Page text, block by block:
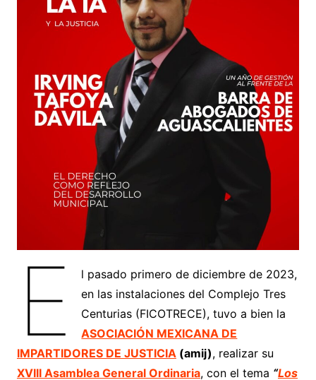
E
l pasado primero de diciembre de 2023,
en las instalaciones del Complejo Tres
Centurias (FICOTRECE), tuvo a bien la
ASOCIACIÓN MEXICANA DE
IMPARTIDORES DE JUSTICIA(amij), realizar su
XVIII Asamblea General Ordinaria, con el tema “Los